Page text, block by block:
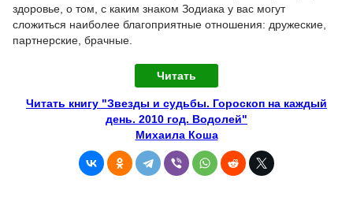
здоровье, о том, с каким знаком Зодиака у вас могут
сложиться наиболее благоприятные отношения: дружеские,
партнерские, брачные.
Читать
Читать книгу "Звезды и судьбы. Гороскоп на каждый
день. 2010 год. Водолей"
Михаила Коша